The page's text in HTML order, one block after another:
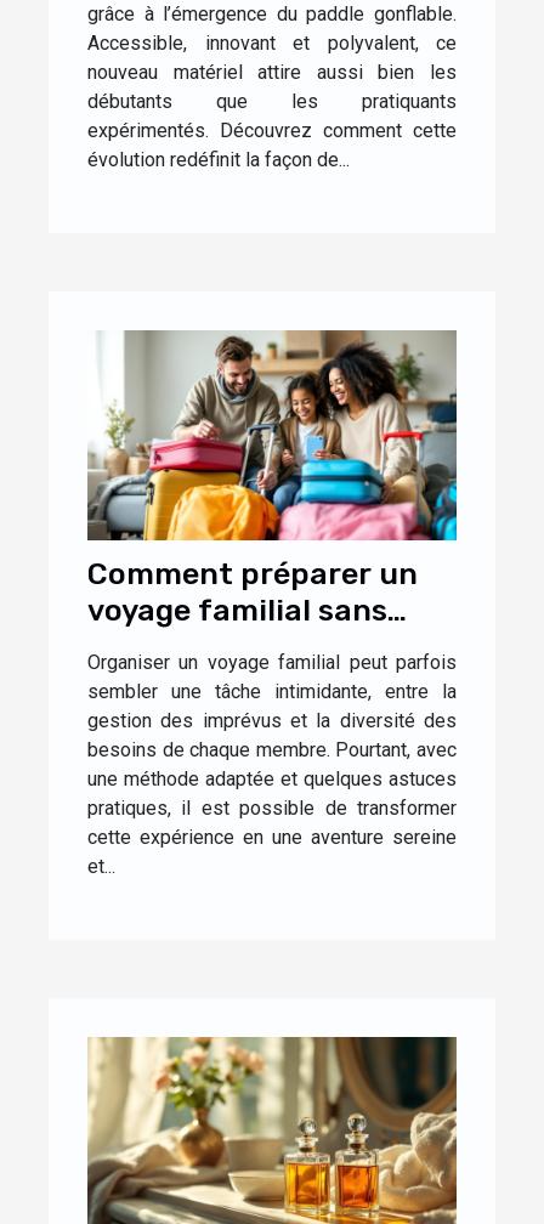
grâce à l’émergence du paddle gonflable.
Accessible, innovant et polyvalent, ce
nouveau matériel attire aussi bien les
débutants que les pratiquants
expérimentés. Découvrez comment cette
évolution redéfinit la façon de...
Comment préparer un
voyage familial sans
stress ?
Organiser un voyage familial peut parfois
sembler une tâche intimidante, entre la
gestion des imprévus et la diversité des
besoins de chaque membre. Pourtant, avec
une méthode adaptée et quelques astuces
pratiques, il est possible de transformer
cette expérience en une aventure sereine
et...